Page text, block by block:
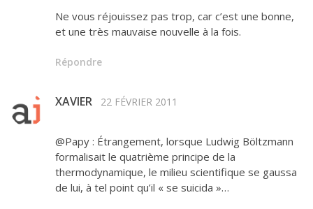
Ne vous réjouissez pas trop, car c’est une bonne,
et une très mauvaise nouvelle à la fois.
Répondre
XAVIER 22 FÉVRIER 2011
@Papy : Étrangement, lorsque Ludwig Böltzmann
formalisait le quatrième principe de la
thermodynamique, le milieu scientifique se gaussa
de lui, à tel point qu’il « se suicida »…